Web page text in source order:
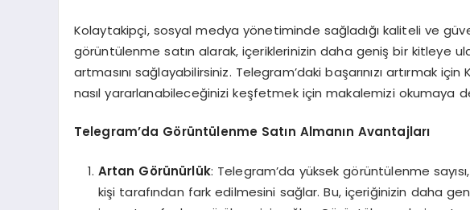
Kolaytakipçi, sosyal medya yönetiminde sağladığı kaliteli ve
görüntülenme satın alarak, içeriklerinizin daha geniş bir kitleye
artmasını sağlayabilirsiniz. Telegram’daki başarınızı artırmak
nasıl yararlanabileceğinizi keşfetmek için makalemizi okumaya
Telegram’da Görüntülenme Satın Almanın Avantajları
Artan Görünürlük: Telegram’da yüksek görüntülenme
kişi tarafından fark edilmesini sağlar. Bu, içeriğinizin daha